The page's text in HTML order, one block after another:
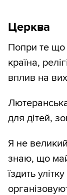
Церква
Попри те що
країна,
вплив на
для дітей,
Я не
знаю, що
їздить